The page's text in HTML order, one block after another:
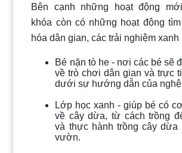
Bên cạnh những hoạt động
khóa còn có những hoạt động
hóa dân gian, các trải nghiệm xanh
Bé nặn tò he - nơi các bé sẽ
về trò chơi dân gian và trực
dưới sự hướng dẫn của nghệ
Lớp học xanh - giúp bé có
về cây dừa, từ cách trồng
và thực hành trồng cây dừa
vườn.